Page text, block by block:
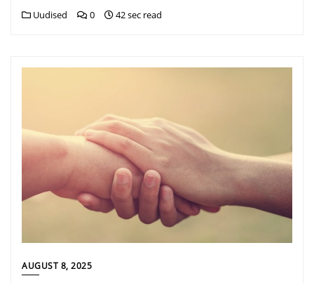
Uudised 0 42 sec read
AUGUST 8, 2025